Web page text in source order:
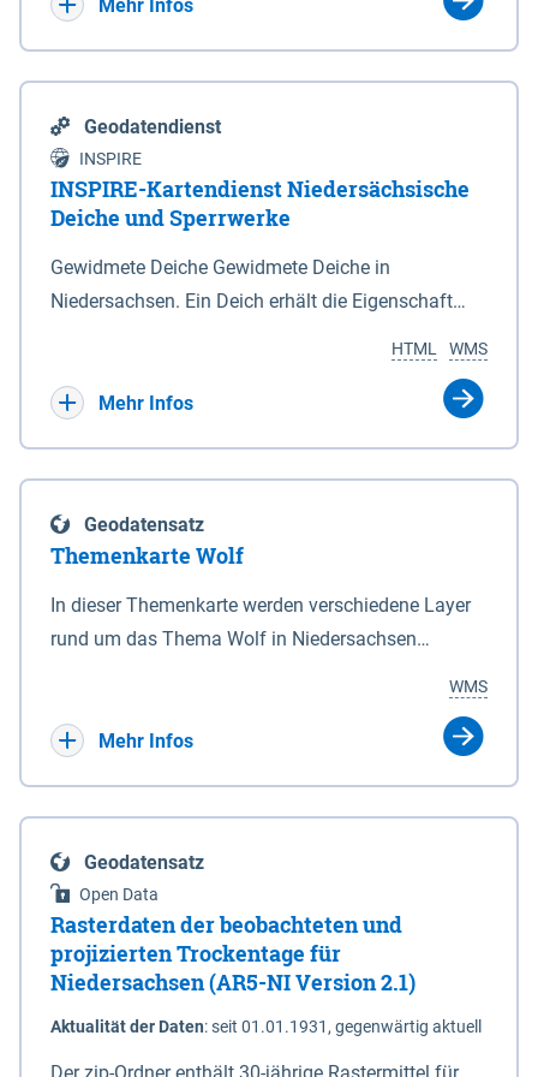
Mehr Infos
Geodatendienst
INSPIRE
INSPIRE-Kartendienst Niedersächsische
Deiche und Sperrwerke
Gewidmete Deiche Gewidmete Deiche in
Niedersachsen. Ein Deich erhält die Eigenschaft
Deichbehörde durch Verordnung ausspricht. Für
enthalten. Sperrwerke Sperrwerke sind Bauwerke
mit Sperrvorrichtungen in Tidegewässern, die dem
Schutz eines Gebietes vor erhöhten Tiden, vor allem
vor Sturmfluten, zu dienen bestimmt sind (§2 Abs.3
Eigenschaft eines Sperrwerkes durch Widmung, die
die Deichbehörde durch Verordnung ausspricht.
WMS
HTML
Mehr Infos
Geodatensatz
Themenkarte Wolf
In dieser Themenkarte werden verschiedene Layer
rund um das Thema Wolf in Niedersachsen
sowie Status der bestehenden Wolfsterritorien im
laufenden Monitoringjahr.
WMS
Mehr Infos
Geodatensatz
Open Data
Rasterdaten der beobachteten und
projizierten Trockentage für
Niedersachsen (AR5-NI Version 2.1)
Aktualität der Daten:seit 01.01.1931, gegenwärtig aktuell